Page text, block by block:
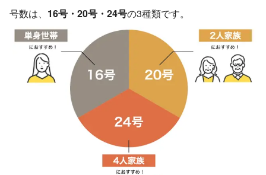
号数は、 16号・20号・24号の3種類です。